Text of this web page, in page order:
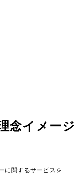
念イメージ
に関するサービスを